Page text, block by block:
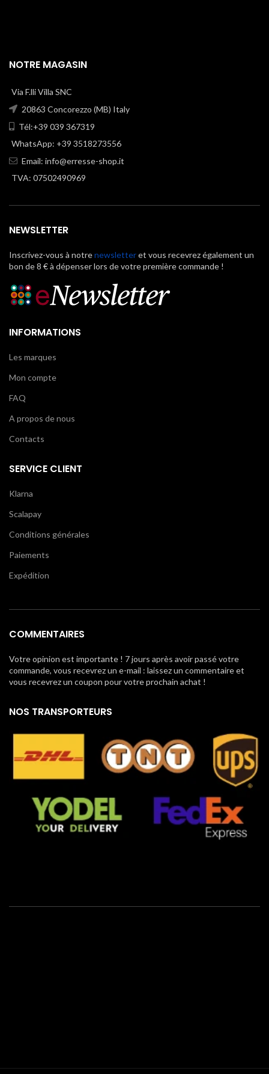
NOTRE MAGASIN
Via F.lli Villa SNC
20863 Concorezzo (MB) Italy
Tél:+39 039 367319
WhatsApp: +39 3518273556
Email: info@erresse-shop.it
TVA: 07502490969
NEWSLETTER
Inscrivez-vous à notrenewsletteret vous recevrez également un
bon de 8 € à dépenser lors de votre première commande !
INFORMATIONS
Les marques
Mon compte
FAQ
A propos de nous
Contacts
SERVICE CLIENT
Klarna
Scalapay
Conditions générales
Paiements
Expédition
COMMENTAIRES
Votre opinion est importante ! 7 jours après avoir passé votre
commande, vous recevrez un e-mail : laissez un commentaire et
vous recevrez un coupon pour votre prochain achat !
NOS TRANSPORTEURS